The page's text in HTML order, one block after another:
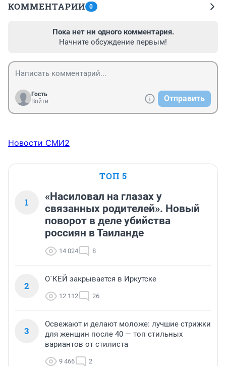
КОММЕНТАРИИ 0
Пока нет ни одного комментария.
Начните обсуждение первым!
Гость
Войти
Отправить
Новости СМИ2
ТОП 5
1
«Насиловал на глазах у
связанных родителей». Новый
поворот в деле убийства
россиян в Таиланде
14 024 8
2
О`КЕЙ закрывается в Иркутске
12 112 26
3
Освежают и делают моложе: лучшие стрижки
для женщин после 40 — топ стильных
вариантов от стилиста
9 466 2